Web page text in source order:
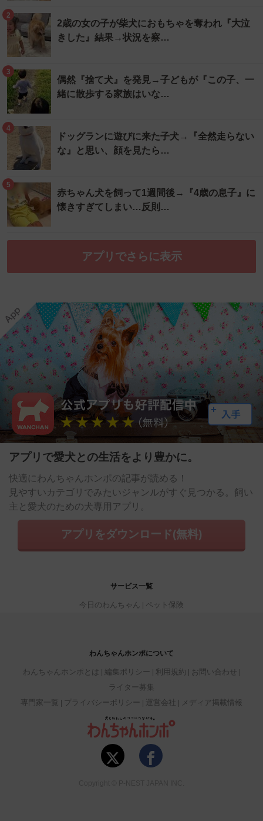
2
2歳の女の子が柴犬におもちゃを奪われ『大泣
きした』結果→状況を察…
3
偶然『捨て犬』を発見→子どもが『この子、一
緒に散歩する家族はいな…
4
ドッグランに遊びに来た子犬→『全然走らない
な』と思い、顔を見たら…
5
赤ちゃん犬を飼って1週間後→『4歳の息子』に
懐きすぎてしまい…反則…
アプリでさらに表示
アプリで愛犬との生活をより豊かに。
快適にわんちゃんホンポの記事が読める！
見やすいカテゴリでみたいジャンルがすぐ見つかる。飼い
主と愛犬のための犬専用アプリ。
アプリをダウンロード(無料)
サービス一覧
今日のわんちゃん ペット保険
わんちゃんホンポについて
わんちゃんホンポとは 編集ポリシー 利用規約
お問い合わせ
ライター募集
専門家一覧
プライバシーポリシー 運営会社 メディア掲載情報